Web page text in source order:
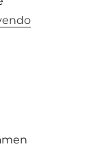
«Acieloabierto